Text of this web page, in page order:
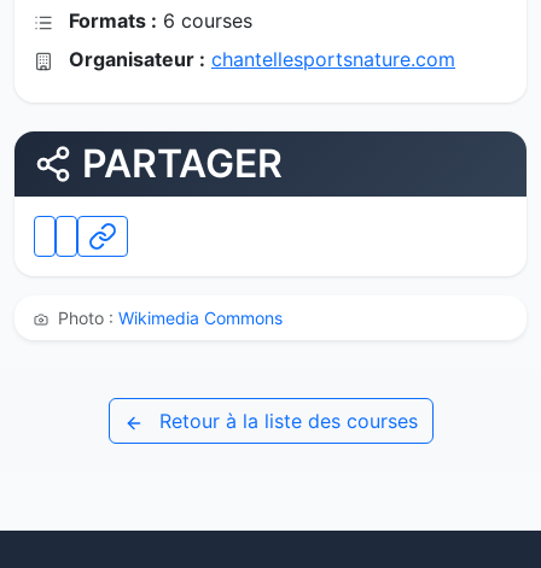
Formats : 6 courses
Organisateur : chantellesportsnature.com
PARTAGER
Photo : Wikimedia Commons
Retour à la liste des courses